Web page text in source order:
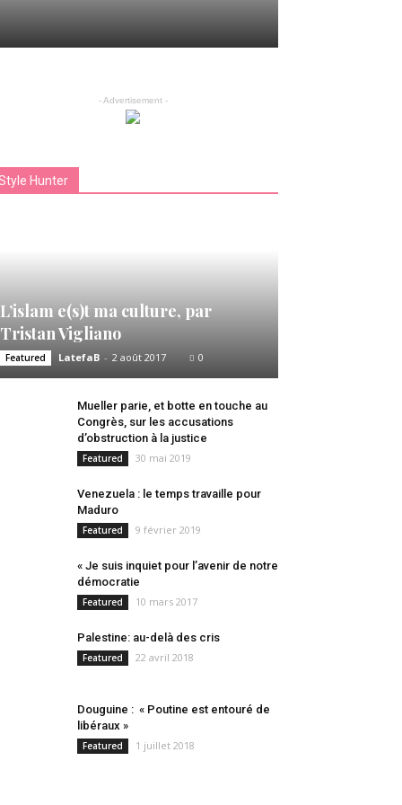
- Advertisement -
Hunter
L’islam e(s)t ma culture, par
Tristan Vigliano
Featured LatefaB - 2 août 2017 0
Mueller parie, et botte en touche au
Congrès, sur les accusations
d’obstruction à la justice
Featured 30 mai 2019
Venezuela : le temps travaille pour
Maduro
Featured 9 février 2019
« Je suis inquiet pour l’avenir de notre
démocratie
Featured 10 mars 2017
Palestine: au-delà des cris
Featured 22 avril 2018
Douguine : « Poutine est entouré de
libéraux »
Featured 1 juillet 2018